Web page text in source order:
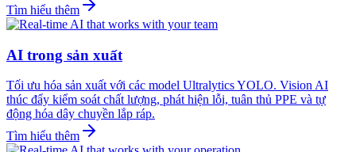
Tìm hiểu thêm
AI trong sản xuất
Tối ưu hóa sản xuất với các model Ultralytics YOLO. Vision AI
thúc đẩy kiểm soát chất lượng, phát hiện lỗi, tuân thủ PPE và tự
động hóa dây chuyền lắp ráp.
Tìm hiểu thêm